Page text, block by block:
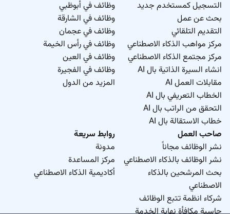
التسجيل كمستخدم جديد
بحث عن عمل
التقديم التلقائي
مركز مواهب الذكاء الاصطناعي
مركز مجتمع الذكاء الاصطناعي
انشاء السيرة الذاتية بال AI
مقابلات العمل AI
الخطاب التعريفي بال AI
التحقق من الراتب بال AI
خطاب الاستقالة بال AI
وظائف في أبوظبي
وظائف في الشارقة
وظائف في عجمان
وظائف في رأس الخيمة
وظائف في العين
وظائف في الفجيرة
المزيد من الدول
صاحب العمل
نشر الوظائف مجاناً
نشر الوظائف بالذكاء الاصطناعي
بحث المرشحين بالذكاء
الاصطناعي
شركاء انظمة تتبع الوظائف
روابط سريعة
مدونة
مركز المساعدة
أكاديمية الذكاء الاصطناعي